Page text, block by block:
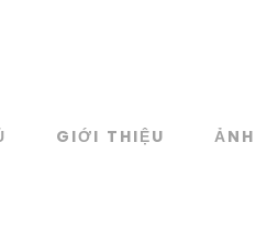
GIỚI THIỆU ẢNH